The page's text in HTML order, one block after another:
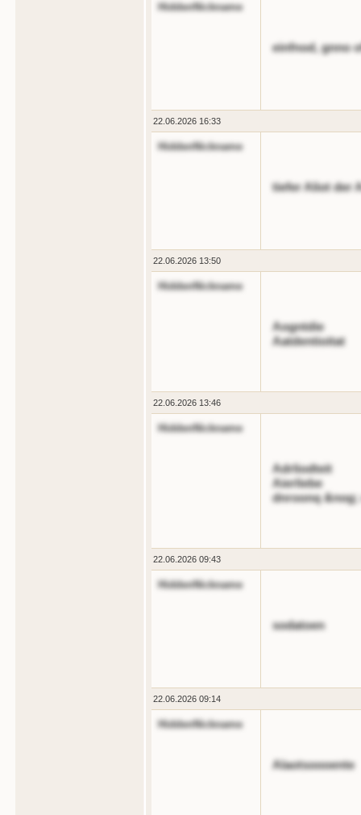
HiddenNickname
einfnod, gnno
22.06.2026 16:33
HiddenNickname
tiefer Aliot der
22.06.2026 13:50
HiddenNickname
Aogntdie
Aatdentioitat
22.06.2026 13:46
HiddenNickname
Adrliodteit
Aierliebe
dnroonq
22.06.2026 09:43
HiddenNickname
sodatoen
22.06.2026 09:14
HiddenNickname
Alaotsoooente